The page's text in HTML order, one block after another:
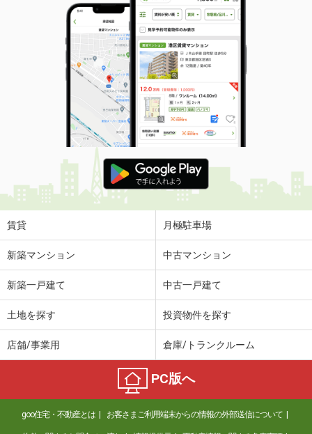
賃貸 月極駐車場
新築マンション 中古マンション
新築一戸建て 中古一戸建て
土地を探す 投資物件を探す
店舗/事業用 倉庫/トランクルーム
PC版へ
goo住宅・不動産とは お客さまご利用端末からの情報の外部送信について